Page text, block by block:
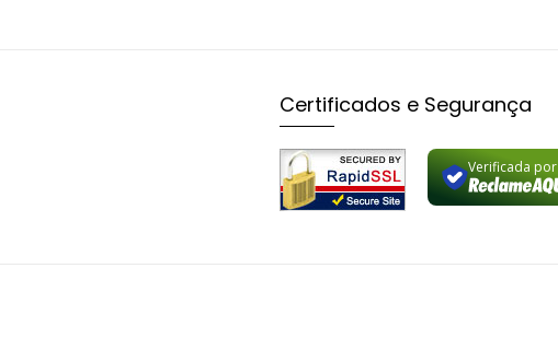
Certificados e Segurança
Verificada por